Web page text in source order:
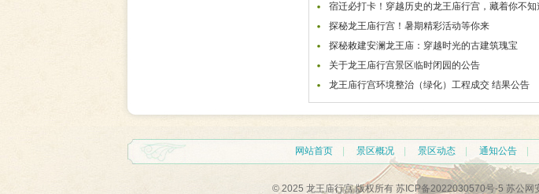
宿迁必打卡！穿越历史的龙王庙行宫，藏着你不知
探秘龙王庙行宫！暑期精彩活动等你来
探秘敕建安澜龙王庙：穿越时光的古建筑瑰宝
关于龙王庙行宫景区临时闭园的公告
龙王庙行宫环境整治（绿化）工程成交 结果公告
网站首页 景区概况 景区动态 通知公告
© 2025 龙王庙行宫 版权所有 苏ICP备2022030570号-5 苏公网